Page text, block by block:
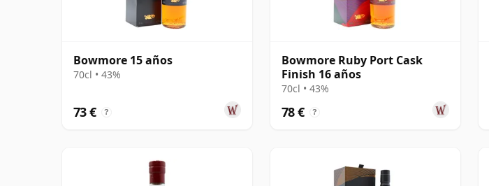
Bowmore 15 años
70cl • 43%
73 € ?
Bowmore Ruby Port Cask
Finish 16 años
70cl • 43%
78 € ?